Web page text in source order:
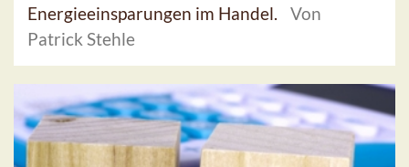
Energieeinsparungen im Handel.
Von
Patrick Stehle